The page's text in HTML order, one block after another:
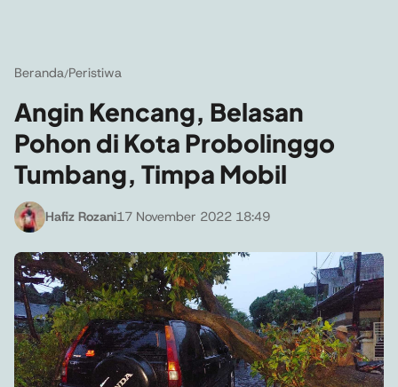
Beranda/Peristiwa
Angin Kencang, Belasan
Pohon di Kota Probolinggo
Tumbang, Timpa Mobil
Hafiz Rozani17 November 2022 18:49